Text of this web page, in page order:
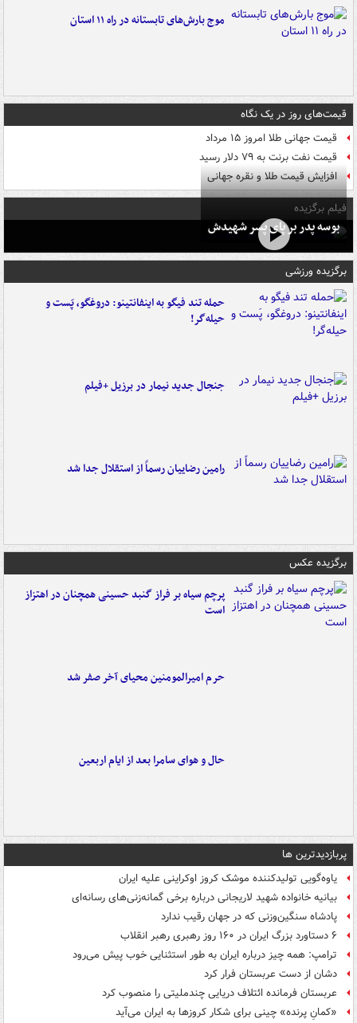
موج بارش‌های تابستانه در راه ۱۱ استان
قیمت‌های روز در یک نگاه
قیمت جهانی طلا امروز ۱۵ مرداد
قیمت نفت برنت به ۷۹ دلار رسید
افزایش قیمت طلا و نقره جهانی
فیلم برگزیده
بوسه‌ پدر بر پای پسر شهیدش
برگزیده ورزشی
حمله تند فیگو به اینفانتینو: دروغگو، پَست‌ و
حیله‌گر!
جنجال جدید نیمار در برزیل +فیلم
رامین رضاییان رسماً از استقلال جدا شد
برگزیده عکس
پرچم سیاه بر فراز گنبد حسینی همچنان در اهتزاز
است
حرم امیرالمومنین محیای آخر صفر شد
حال و هوای سامرا بعد از ایام اربعین
پربازدیدترین ها
یاوه‌گویی تولیدکننده موشک کروز اوکراینی علیه ایران
بیانیه خانواده شهید لاریجانی درباره برخی گمانه‌زنی‌های رسانه‌ای
پادشاه سنگین‌وزنی که در جهان رقیب ندارد
۶ دستاورد بزرگ ایران در ۱۶۰ روز رهبری رهبر انقلاب
ترامپ: همه چیز درباره ایران به طور استثنایی خوب پیش می‌رود
دشان از دست عربستان فرار کرد
عربستان فرمانده ائتلاف دریایی چندملیتی را منصوب کرد
«کمانِ پرنده» چینی برای شکار کروزها به ایران می‌آید